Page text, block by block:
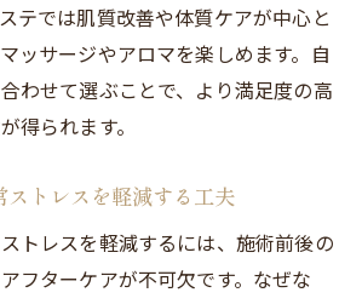
テでは肌質改善や体質ケアが中心と
ッサージやアロマを楽しめます。自
わせて選ぶことで、より満足度の高
得られます。
ストレスを軽減する工夫
トレスを軽減するには、施術前後の
フターケアが不可欠です。なぜな